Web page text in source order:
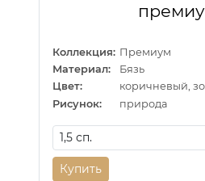
Коллекция: Премиум
Материал:
Бязь
Цвет:
коричневый,
Рисунок:
природа
Купить